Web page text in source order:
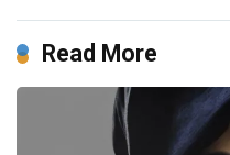
Read More